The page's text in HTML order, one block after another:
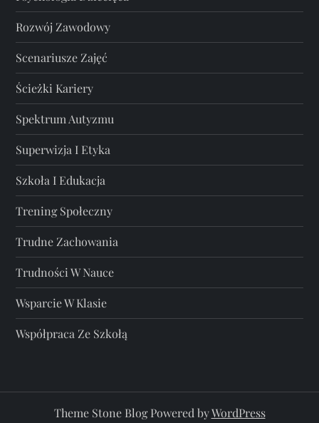
Rozwój Zawodowy
Scenariusze Zajęć
Ścieżki Kariery
Spektrum Autyzmu
Superwizja I Etyka
Szkoła I Edukacja
Trening Społeczny
Trudne Zachowania
Trudności W Nauce
Wsparcie W Klasie
Współpraca Ze Szkołą
Theme Stone Blog Powered byWordPress